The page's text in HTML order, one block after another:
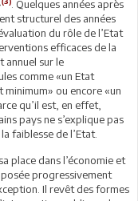
. Quelques années après
structurel des années
du rôle de l’Etat
efficaces de la
annuel sur le
comme «un Etat
ou encore «un
qu’il est, en effet,
pays ne s’explique pas
faiblesse de l’Etat.
place dans l’économie et
progressivement
Il revêt des formes